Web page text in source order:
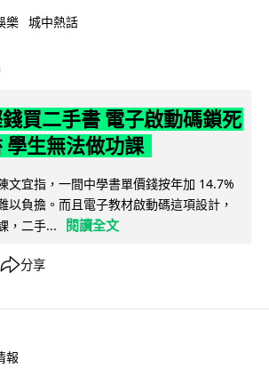
樂 城中熱話
買二手書 電子啟動碼鎖死
學生無法做功課
文宜指，一間中學書單價錢按年加 14.7%
以負擔。而且電子教材啟動碼這項設計，
，二手...
閱讀全文
分享
報